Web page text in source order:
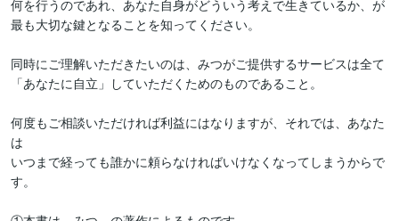
何を行うのであれ、あなた自身がどういう考えで生きているか、が
最も大切な鍵となることを知ってください。
同時にご理解いただきたいのは、みつがご提供するサービスは全て
「あなたに自立」していただくためのものであること。
何度もご相談いただければ利益にはなりますが、それでは、あなた
は
いつまで経っても誰かに頼らなければいけなくなってしまうからで
す。